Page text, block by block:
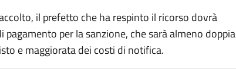
il prefetto che ha respinto il ricorso dovrà
per la sanzione, che sarà almeno doppia
e maggiorata dei costi di notifica.